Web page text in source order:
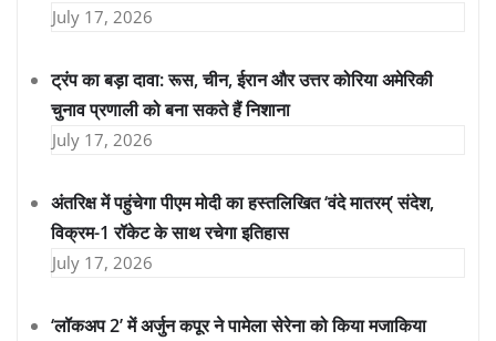
July 17, 2026
ट्रंप का बड़ा दावा: रूस, चीन, ईरान और उत्तर कोरिया अमेरिकी
चुनाव प्रणाली को बना सकते हैं निशाना
July 17, 2026
अंतरिक्ष में पहुंचेगा पीएम मोदी का हस्तलिखित ‘वंदे मातरम्’ संदेश,
विक्रम-1 रॉकेट के साथ रचेगा इतिहास
July 17, 2026
‘लॉकअप 2’ में अर्जुन कपूर ने पामेला सेरेना को किया मजाकिया